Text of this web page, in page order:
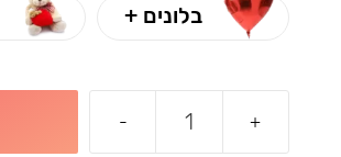
בלונים +
+
-